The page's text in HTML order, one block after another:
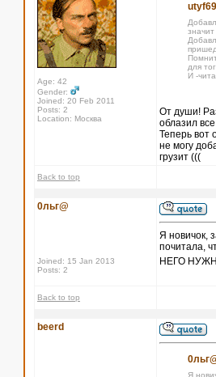
Age: 42
Gender:
Joined: 20 Feb 2011
Posts: 2
Location: Москва
для
И -
От души!
облазил
Теперь вот
не могу
грузит (((
Back to top
0льг@
Joined: 15 Jan 2013
Posts: 2
Я новичок,
почитала,
НЕГО
Back to top
beerd
Я